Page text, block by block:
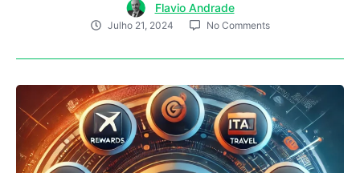
Flavio Andrade
Julho 21, 2024 No Comments